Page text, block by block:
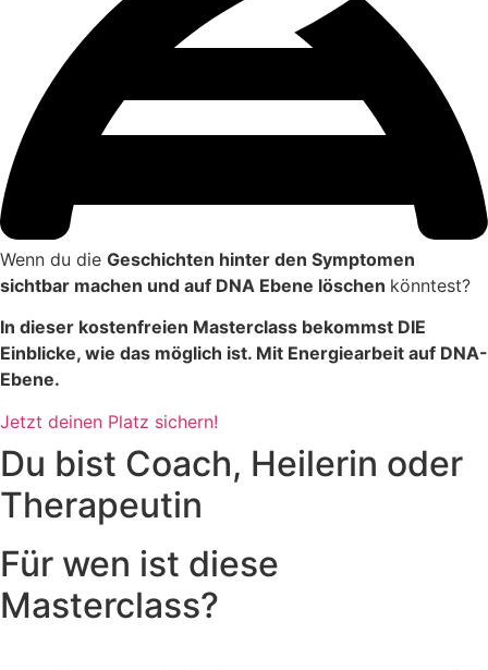
Wenn du die Geschichten hinter den Symptomen
sichtbar machen und auf DNA Ebene löschen könntest?
In dieser kostenfreien Masterclass bekommst DIE
Einblicke, wie das möglich ist. Mit Energiearbeit auf DNA-
Ebene.
Jetzt deinen Platz sichern!
Du bist Coach, Heilerin oder
Therapeutin
Für wen ist diese
Masterclass?